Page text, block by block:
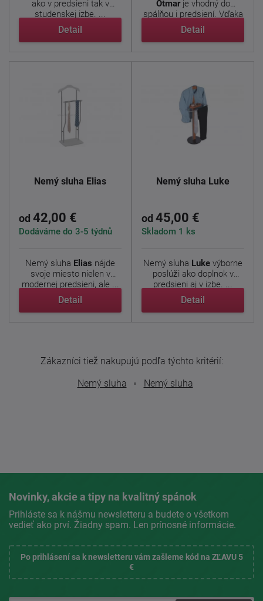
ako v predsieni tak v
studenskej izbe. ...
Detail
Otmarje vhodný do
spálňou i predsiení. Vďaka
...
Detail
Nemý sluha Elias
od 42,00 €
Dodáváme do 3-5 týdnů
Nemý sluha Elias nájde
svoje miesto nielen v
modernej predsieni, ale ...
Detail
Nemý sluha Luke
od 45,00 €
Skladom 1 ks
Nemý sluha Luke výborne
poslúži ako doplnok v
predsieni aj v izbe. ...
Detail
Zákazníci tiež nakupujú podľa týchto kritérií:
Nemý sluha
Nemý sluha
Novinky, akcie a tipy na kvalitný spánok
Prihláste sa k nášmu newsletteru a budete o všetkom
vedieť ako prví. Žiadny spam. Len prínosné informácie.
Po prihlásení sa k newsletteru vám zašleme kód na ZĽAVU 5
€